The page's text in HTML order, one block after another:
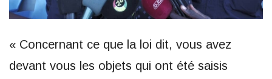
« Concernant ce que la loi dit, vous avez
devant vous les objets qui ont été saisis